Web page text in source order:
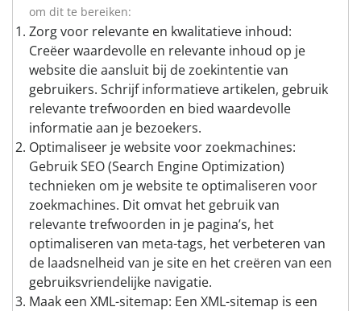
om dit te bereiken:
Zorg voor relevante en kwalitatieve inhoud:
Creëer waardevolle en relevante inhoud op je
website die aansluit bij de zoekintentie van
gebruikers. Schrijf informatieve artikelen, gebruik
relevante trefwoorden en bied waardevolle
informatie aan je bezoekers.
Optimaliseer je website voor zoekmachines:
Gebruik SEO (Search Engine Optimization)
technieken om je website te optimaliseren voor
zoekmachines. Dit omvat het gebruik van
relevante trefwoorden in je pagina’s, het
optimaliseren van meta-tags, het verbeteren van
de laadsnelheid van je site en het creëren van een
gebruiksvriendelijke navigatie.
Maak een XML-sitemap: Een XML-sitemap is een